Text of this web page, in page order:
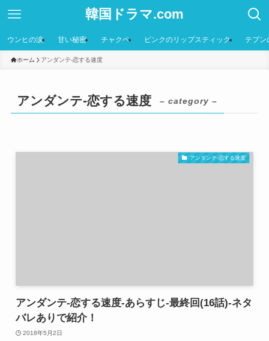
韓国ドラマ.com
ウンヒの涙 甘い秘密 チャクペ ピンクのリップスティック テプン
ホーム アンダンテ-恋する速度
アンダンテ-恋する速度 – category –
アンダンテ-恋する速度
アンダンテ-恋する速度-あらすじ-最終回(16話)-ネタ
バレありで紹介！
2018年5月2日